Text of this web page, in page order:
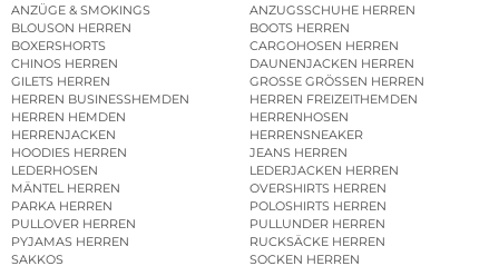
ANZÜGE & SMOKINGS
ANZUGSSCHUHE HERREN
BLOUSON HERREN
BOOTS HERREN
BOXERSHORTS
CARGOHOSEN HERREN
CHINOS HERREN
DAUNENJACKEN HERREN
GILETS HERREN
GROSSE GRÖSSEN HERREN
HERREN BUSINESSHEMDEN
HERREN FREIZEITHEMDEN
HERREN HEMDEN
HERRENHOSEN
HERRENJACKEN
HERRENSNEAKER
HOODIES HERREN
JEANS HERREN
LEDERHOSEN
LEDERJACKEN HERREN
MÄNTEL HERREN
OVERSHIRTS HERREN
PARKA HERREN
POLOSHIRTS HERREN
PULLOVER HERREN
PULLUNDER HERREN
PYJAMAS HERREN
RUCKSÄCKE HERREN
SAKKOS
SOCKEN HERREN